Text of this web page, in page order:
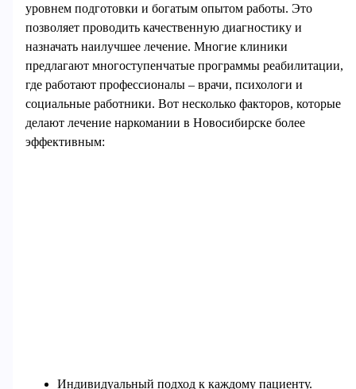
уровнем подготовки и богатым опытом работы. Это
позволяет проводить качественную диагностику и
назначать наилучшее лечение. Многие клиники
предлагают многоступенчатые программы реабилитации,
где работают профессионалы – врачи, психологи и
социальные работники. Вот несколько факторов, которые
делают лечение наркомании в Новосибирске более
эффективным:
Индивидуальный подход к каждому пациенту.